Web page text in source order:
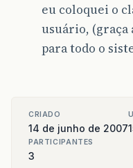
eu coloquei o
usuário, (graça
para todo o
CRIADO
14 de junho de 2007
PARTICIPANTES
3